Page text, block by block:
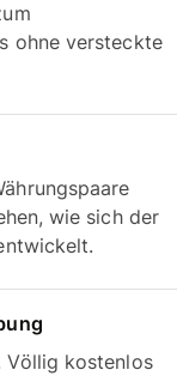
ohne versteckte
wie sich der
Völlig kostenlos